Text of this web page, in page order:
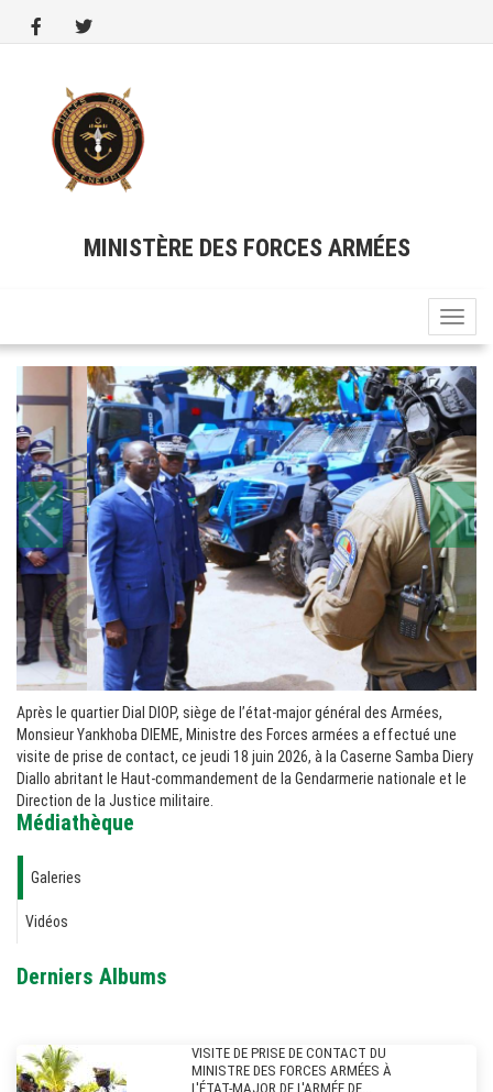
MINISTÈRE DES FORCES ARMÉES
Toggle
Après le quartier Dial DIOP, siège de l’état-major général des Armées,
Monsieur Yankhoba DIEME, Ministre des Forces armées a effectué une
visite de prise de contact, ce jeudi 18 juin 2026, à la Caserne Samba Diery
Diallo abritant le Haut-commandement de la Gendarmerie nationale et le
Direction de la Justice militaire.
Médiathèque
Galeries
Vidéos
Derniers Albums
VISITE DE PRISE DE CONTACT DU
MINISTRE DES FORCES ARMÉES À
L'ÉTAT-MAJOR DE L'ARMÉE DE...